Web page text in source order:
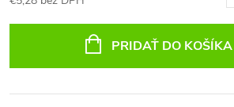
PRIDAŤ DO KOŠÍKA